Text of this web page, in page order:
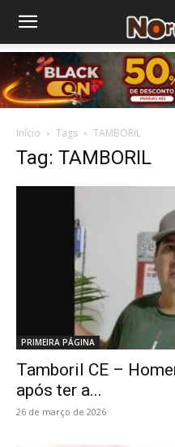
Início Tags TAMBORIL
Tag: TAMBORIL
PRIMEIRA PÁGINA
Tamboril CE –
após ter a...
26 de março de 2026